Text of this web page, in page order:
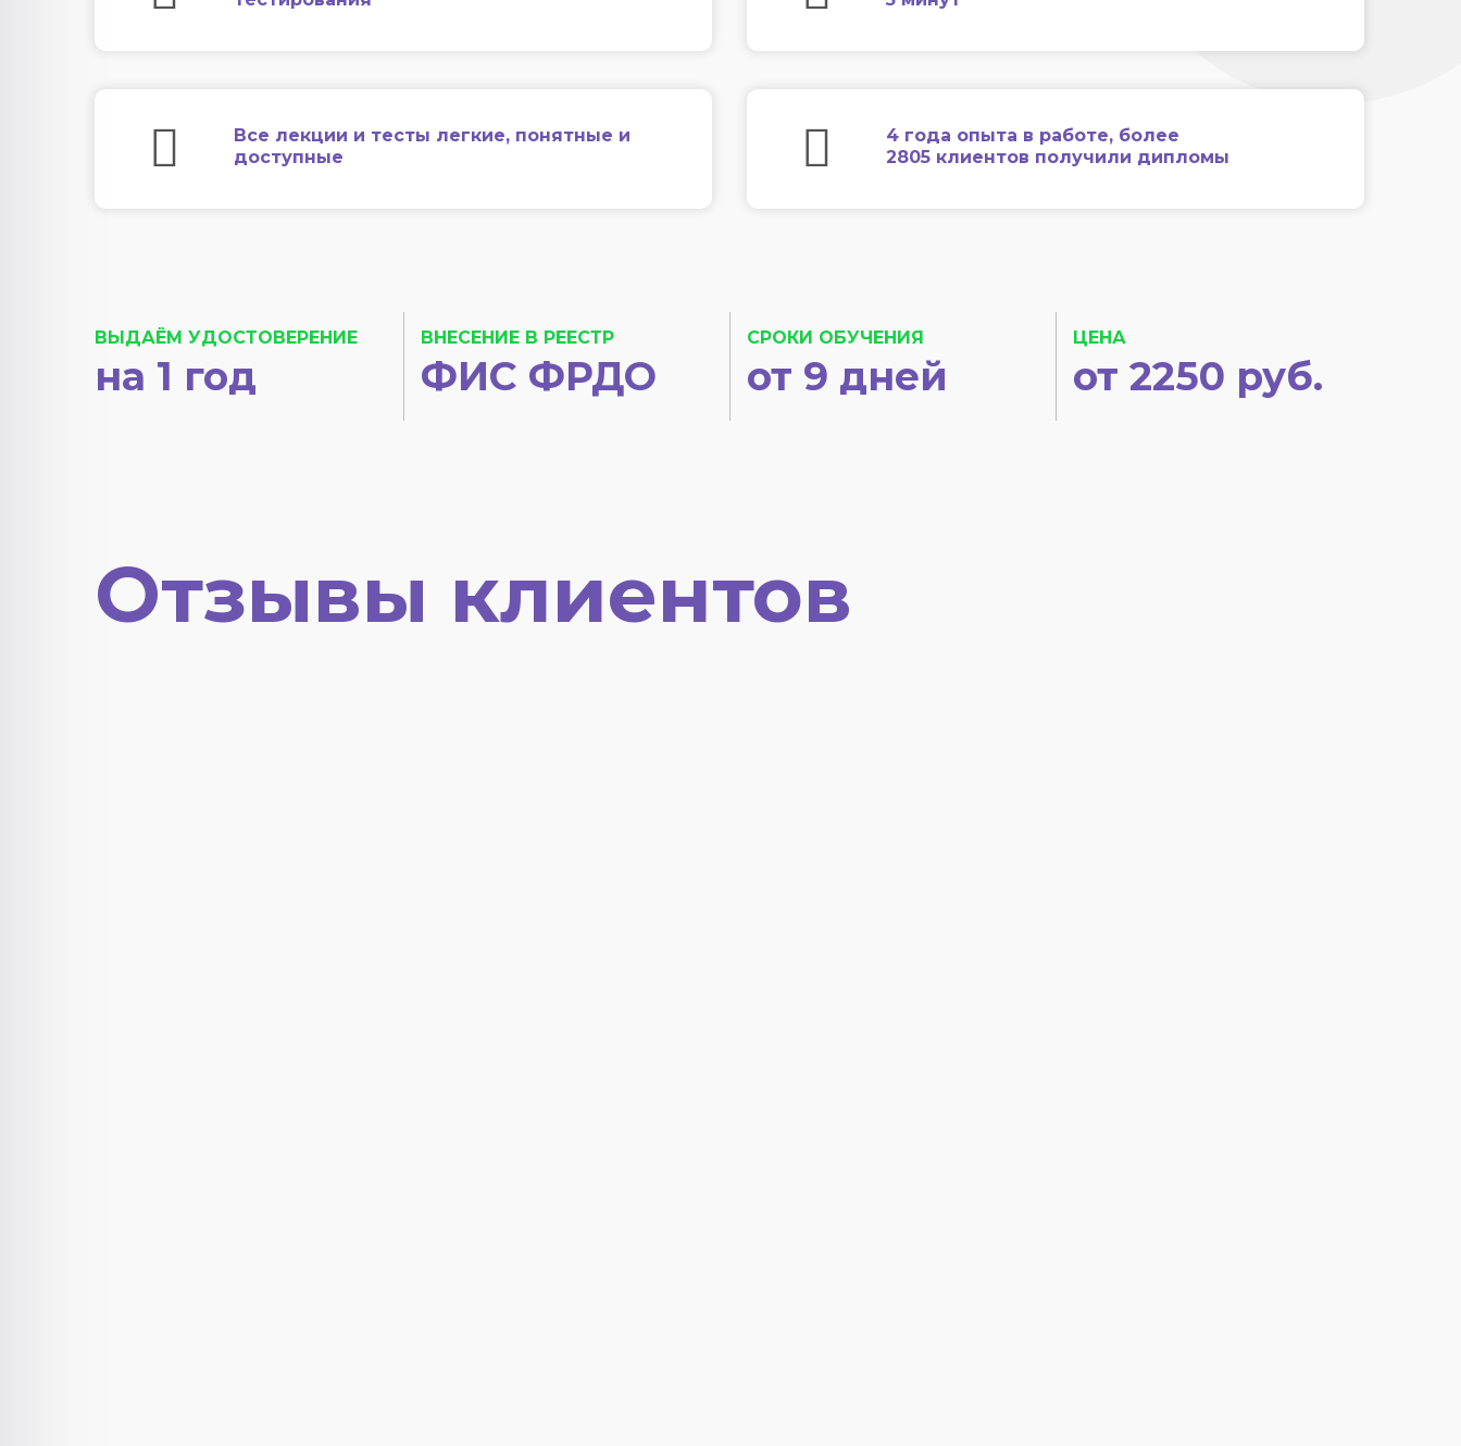
Все лекции и тесты легкие, понятные и
доступные
4 года опыта в работе, более
2805 клиентов получили дипломы
ВЫДАЁМ УДОСТОВЕРЕНИЕ
на 1 год
ВНЕСЕНИЕ В РЕЕСТР
ФИС ФРДО
СРОКИ ОБУЧЕНИЯ ЦЕНА
от 9 дней от 2250 руб.
Отзывы клиентов